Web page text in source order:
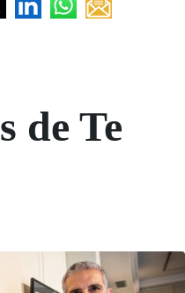
de Te